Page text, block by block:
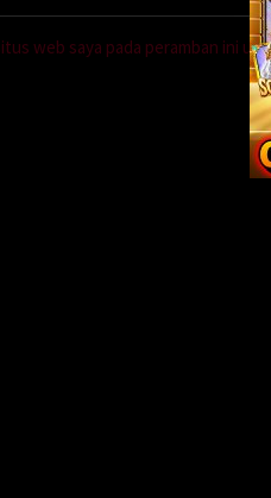
web saya pada peramban ini